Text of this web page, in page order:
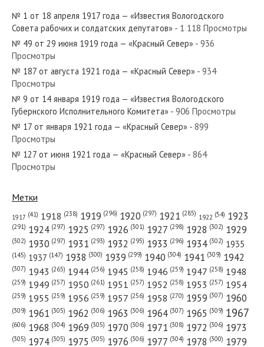
№ 31 от февраля 1975 года — «Красный Север»
№ 100 от мая 1930 года — «Красный Север»
№ 291 от декабря 1985 года — «Красный Север»
№ 128 от июня 1967 года — «Красный Север»
№ 227 от октября 1983 года — «Красный Север»
№ 1 от 18 апреля 1917 года — «Известия Вологодского
Совета рабочих и солдатских депутатов» - 1 118 Просмотры
№ 49 от 29 июня 1919 года — «Красный Север» - 936
Просмотры
№ 187 от августа 1921 года — «Красный Север» - 934
Просмотры
№ 9 от 14 января 1919 года — «Известия Вологодского
Губернского Исполнительного Комитета» - 906 Просмотры
№ 17 от января 1921 года — «Красный Север» - 899
Просмотры
№ 127 от июня 1921 года — «Красный Север» - 864
Просмотры
Метки
1917 (41) 1918 (238) 1919 (296) 1920 (297) 1921 (285) 1922 (54) 1923
(291) 1924 (297) 1925 (297) 1926 (301) 1927 (298) 1928 (302) 1929
(302) 1930 (297) 1931 (293) 1932 (295) 1933 (296) 1934 (302) 1935
(145) 1937 (147) 1938 (300) 1939 (299) 1940 (304) 1941 (309) 1942
(307) 1943 (265) 1944 (256) 1945 (258) 1946 (259) 1947 (258) 1948
(259) 1949 (257) 1950 (261) 1951 (257) 1952 (258) 1953 (257) 1954
(259) 1955 (259) 1956 (259) 1957 (256) 1958 (270) 1959 (307) 1960
(309) 1961 (305) 1962 (306) 1963 (306) 1964 (307) 1965 (309) 1967
(606) 1968 (304) 1969 (305) 1970 (306) 1971 (308) 1972 (306) 1973
(305) 1974 (305) 1975 (305) 1976 (306) 1977 (304) 1978 (300) 1979